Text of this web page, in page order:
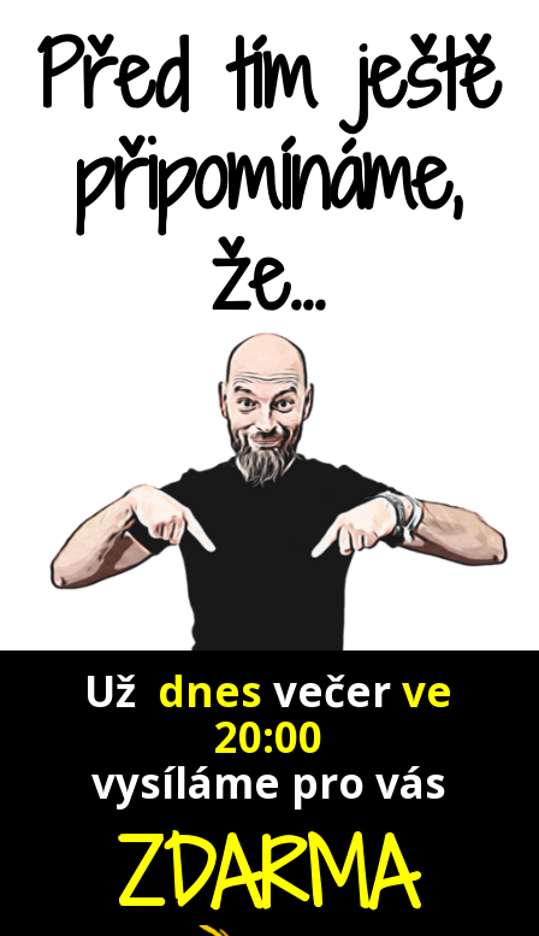
Před tím ještě
připomínáme,
že...
Už dnes večerve
20:00
vysíláme pro vás
ZDARMA